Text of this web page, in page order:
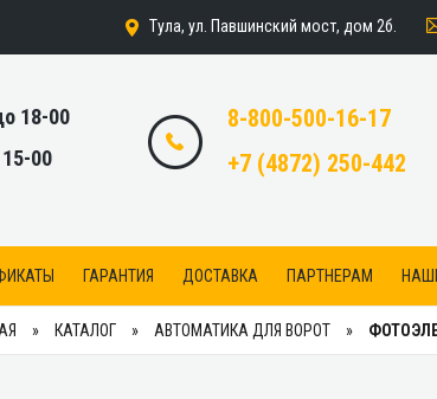
Тула, ул. Павшинский мост, дом 2б.
18-00
00
8-800-500-16-17
+7 (4872) 250-442
ГАРАНТИЯ ДОСТАВКА ПАРТНЕРАМ
КАТАЛОГ АВТОМАТИКА ДЛЯ ВОРОТ